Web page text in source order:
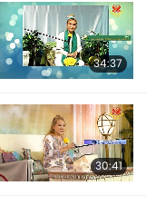
34:37
30:41